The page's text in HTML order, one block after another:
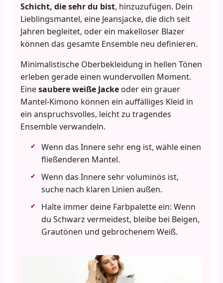
Schicht, die sehr du bist, hinzuzufügen. Dein
Lieblingsmantel, eine Jeansjacke, die dich seit
Jahren begleitet, oder ein makelloser Blazer
können das gesamte Ensemble neu definieren.
Minimalistische Oberbekleidung in hellen Tönen
erleben gerade einen wundervollen Moment.
Einesaubere weiße Jacke oder ein grauer
Mantel-Kimono können ein auffälliges Kleid in
ein anspruchsvolles, leicht zu tragendes
Ensemble verwandeln.
Wenn das Innere sehr eng ist, wähle einen
fließenderen Mantel.
Wenn das Innere sehr voluminös ist,
suche nach klaren Linien außen.
Halte immer deine Farbpalette ein: Wenn
du Schwarz vermeidest, bleibe bei Beigen,
Grautönen und gebrochenem Weiß.